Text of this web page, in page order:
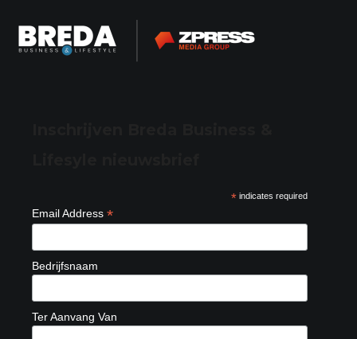
*indicates required
Email Address *
Bedrijfsnaam
Ter Aanvang Van